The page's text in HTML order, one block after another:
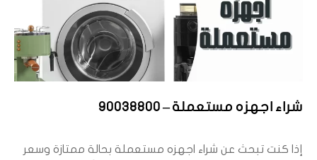
شراء اجهزه مستعملة – 90038800
إذا كنت تبحث عن شراء اجهزه مستعملة بحالة ممتازة وسعر